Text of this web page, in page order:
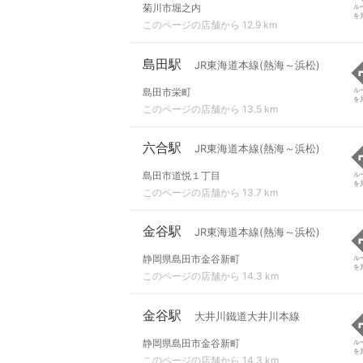
菊川市堀之内
このページの店舗から 12.9 km
ル
を
島田駅 JR東海道本線(熱海～浜松)
島田市栄町
このページの店舗から 13.5 km
ル
を
六合駅 JR東海道本線(熱海～浜松)
島田市道悦１丁目
このページの店舗から 13.7 km
ル
を
金谷駅 JR東海道本線(熱海～浜松)
静岡県島田市金谷新町
このページの店舗から 14.3 km
ル
を
金谷駅 大井川鐵道大井川本線
静岡県島田市金谷新町
このページの店舗から 14.3 km
ル
を